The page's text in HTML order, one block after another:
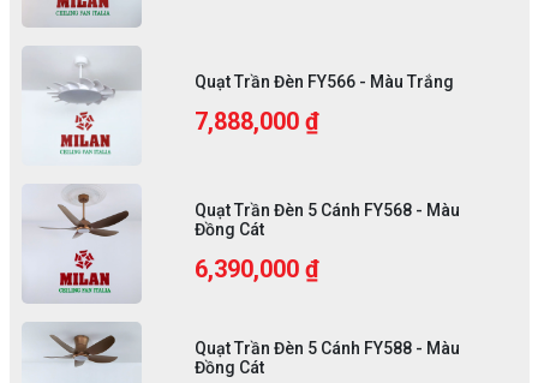
Quạt Trần Đèn FY566 - Màu Trắng
7,888,000 ₫
Quạt Trần Đèn 5 Cánh FY568 - Màu
Đồng Cát
6,390,000 ₫
Quạt Trần Đèn 5 Cánh FY588 - Màu
Đồng Cát